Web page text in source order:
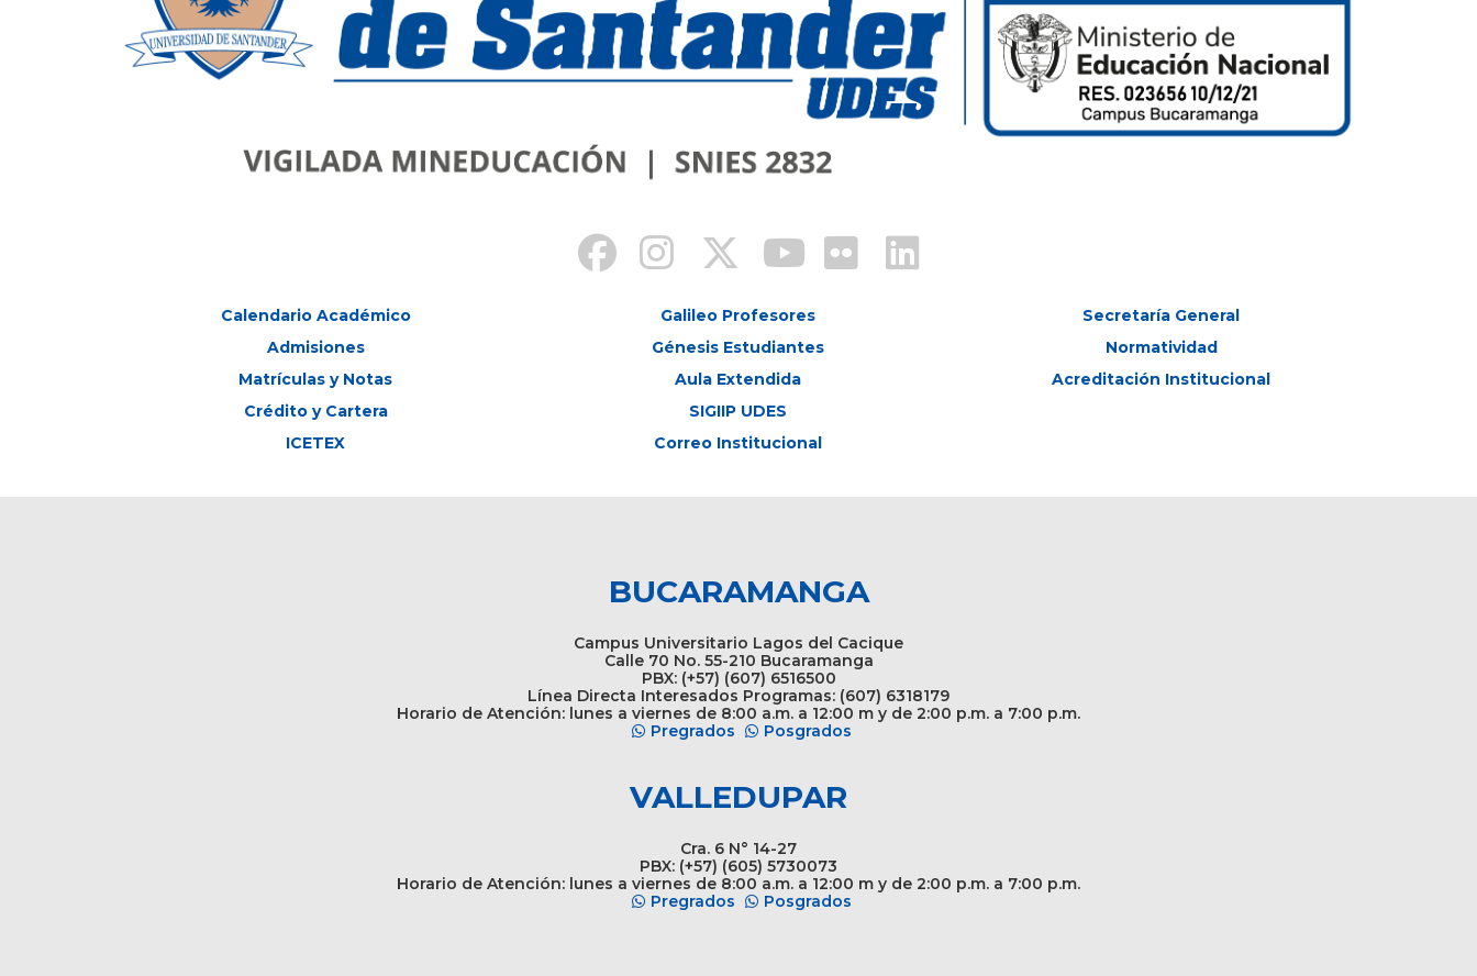
Calendario Académico
Admisiones
Matrículas y Notas
Crédito y Cartera
ICETEX
Galileo Profesores
Génesis Estudiantes
Aula Extendida
SIGIIP UDES
Correo Institucional
Secretaría General
Normatividad
Acreditación Institucional
BUCARAMANGA
Campus Universitario Lagos del Cacique
Calle 70 No. 55-210 Bucaramanga
PBX: (+57) (607) 6516500
Línea Directa Interesados Programas: (607) 6318179
Horario de Atención: lunes a viernes de 8:00 a.m. a 12:00 m y de 2:00 p.m. a 7:00 p.m.
Pregrados
Posgrados
VALLEDUPAR
Cra. 6 N° 14-27
PBX: (+57) (605) 5730073
Horario de Atención: lunes a viernes de 8:00 a.m. a 12:00 m y de 2:00 p.m. a 7:00 p.m.
Pregrados
Posgrados